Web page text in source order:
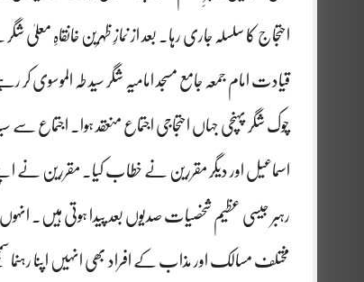
احتجاج کا سلسلہ جاری رہا۔ بعد از نمازِ ظہرین خانقاہِ
قیادت امام جمعہ جامع مسجد امامیہ شگر سید طہ الموسوی
چوک شگر پہنچی جہاں احتجاجی اجتماع منعقد ہوا۔ اجتماع
اسماعیل اور دیگر مقررین نے خطاب کیا۔ مقررین نے
رہبر جیسی عظیم شخصیات صدیوں بعد پیدا ہوتی ہیں۔
مختلف مسالک اور مذاب کے افراد بھی انہیں اپنا رہنما